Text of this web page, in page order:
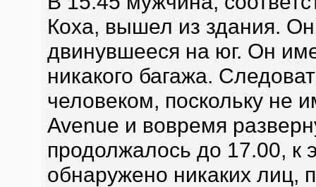
Коха, вышел из здания. Он
двинувшееся на юг. Он
никакого багажа.
человеком, поскольку не
Avenue и вовремя
продолжалось до 17.00, к
обнаружено никаких лиц,